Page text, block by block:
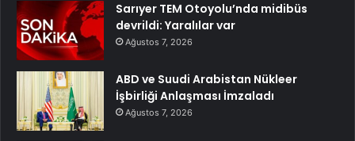
Sarıyer TEM Otoyolu’nda midibüs
devrildi: Yaralılar var
Ağustos 7, 2026
ABD ve Suudi Arabistan Nükleer
İşbirliği Anlaşması İmzaladı
Ağustos 7, 2026